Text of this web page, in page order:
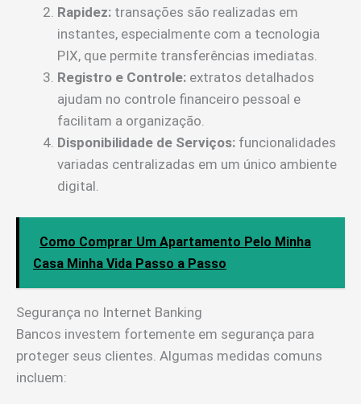
Rapidez: transações são realizadas em
instantes, especialmente com a tecnologia
PIX, que permite transferências imediatas.
Registro e Controle: extratos detalhados
ajudam no controle financeiro pessoal e
facilitam a organização.
Disponibilidade de Serviços: funcionalidades
variadas centralizadas em um único ambiente
digital.
Como Comprar Um Apartamento Pelo Minha
Casa Minha Vida Passo a Passo
Segurança no Internet Banking
Bancos investem fortemente em segurança para
proteger seus clientes. Algumas medidas comuns
incluem: